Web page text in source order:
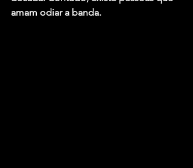
amam odiar a banda.